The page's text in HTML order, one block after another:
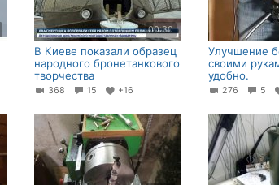
00:30
В Киеве показали образец
народного бронетанкового
творчества
368 15 +16
Улучшение
своими
удобно.
276 5